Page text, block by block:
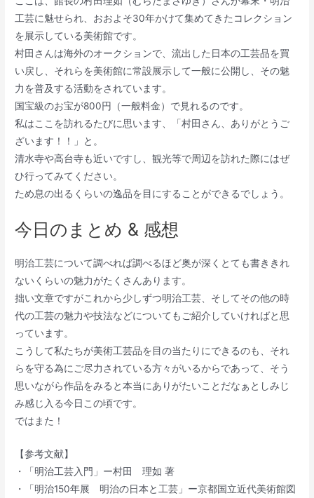
工芸に魅せられ、おおよそ30年かけて集めてきたコレクション
を展示している美術館です。
村田さんは海外のオークションで、流出した日本の工芸品を買
い戻し、それらを美術館に常設展示して一般に公開し、その魅
力を普及する活動をされています。
国宝級のお宝が800円（一般料金）で見れるのです。
私はここを訪れるたびに思います、「村田さん、ありがとうご
ざいます！！」と。
清水寺や高台寺も近いですし、観光等で周辺を訪れた際にはぜ
ひ行ってみてください。
ため息の出るくらいの逸品を目にすることができるでしょう。
今日のまとめ & 感想
明治工芸について調べれば調べるほど奥が深くとても書ききれ
ないくらいの魅力がたくさんあります。
拙い文章ですがこれから少しずつ明治工芸、そしてその他の時
代の工芸の魅力や技法などについてもご紹介していければと思
っています。
こうして私たちが美術工芸品を目の当たりにできるのも、それ
らを守る為にご尽力されている方々がいるからであって、そう
思いながら作品をみると本当にありがたいことだなぁとしみじ
み感じ入る今日この頃です。
ではまた！
【参考文献】
・「明治工芸入門」ー村田 理如 著
・「明治150年展 明治の日本と工芸」ー京都国立近代美術館図